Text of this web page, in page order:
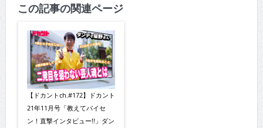
この記事の関連ページ
【ドカントch.#172】ドカント
21年11月号「教えてパイセ
ン！直撃インタビュー!!」ダン